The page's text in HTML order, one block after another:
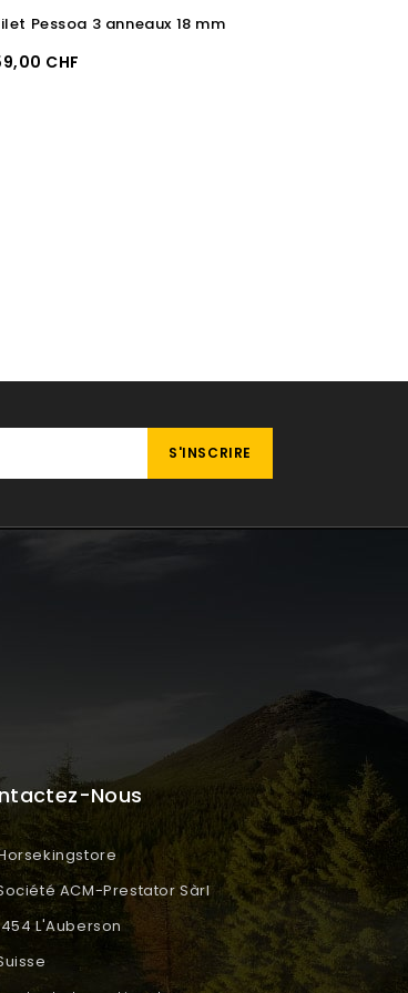
Pessoa 3 anneaux 18 mm
CHF
Nous
ACM-Prestator Sàrl
L'Auberson